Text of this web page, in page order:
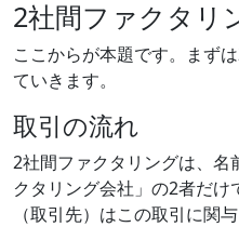
2社間ファクタリ
ここからが本題です。まず
ていきます。
取引の流れ
2社間ファクタリングは、名
クタリング会社」の2者だ
（取引先）はこの取引に関与